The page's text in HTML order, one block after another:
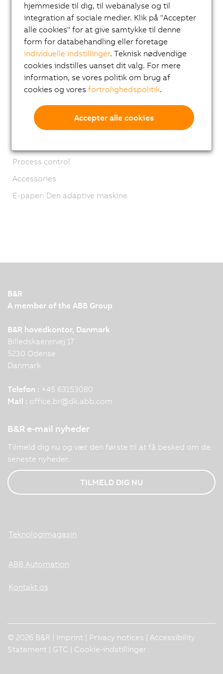
Mekatroniske systemer
ACOPOS 6D
ACOPOStrak
SuperTrak
Robotics
Mobile Automation
Netværk og feltbusmoduler
Industrial IoT
Process control
Accessories
E-paper: Den adaptive maskine
B&R
A member of the ABB Group
B&R hovedkontor, Danmark
Billedskaerervej 17
5230 Odense
Danmark
Telefon : +45 63153080
Mail : office.br@dk.abb.com
B&R e-mail nyheder
Tilmeld dig nu og vær den første til at få besked om de
seneste nyheder.
TILMELD DIG NU
Teknologimagasin
ABB Automation
Kontakt os
© 2026 B&R | Imprint Privacy notices
Accessibility
Statement
GTC Cookie-indstillinger
hjemmeside til dig, til webanalyse og til
integration af sociale medier. Klik på "Accepter
alle cookies" for at give samtykke til denne
form for databehandling eller foretage
individuelle indstillinger. Teknisk nødvendige
cookies indstilles uanset dit valg. For mere
information, se vores politik om brug af
cookies og voresfortrolighedspolitik.
Accepter alle cookies